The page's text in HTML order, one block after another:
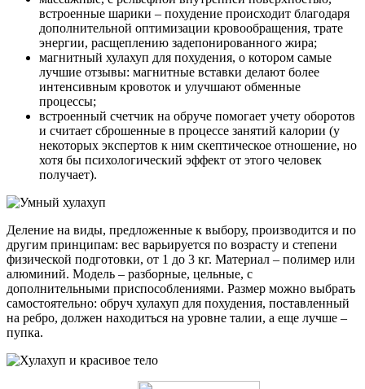
встроенные шарики – похудение происходит благодаря
дополнительной оптимизации кровообращения, трате
энергии, расщеплению задепонированного жира;
магнитный хулахуп для похудения, о котором самые
лучшие отзывы: магнитные вставки делают более
интенсивным кровоток и улучшают обменные
процессы;
встроенный счетчик на обруче помогает учету оборотов
и считает сброшенные в процессе занятий калории (у
некоторых экспертов к ним скептическое отношение, но
хотя бы психологический эффект от этого человек
получает).
Деление на виды, предложенные к выбору, производится и по
другим принципам: вес варьируется по возрасту и степени
физической подготовки, от 1 до 3 кг. Материал – полимер или
алюминий. Модель – разборные, цельные, с
дополнительными приспособлениями. Размер можно выбрать
самостоятельно: обруч хулахуп для похудения, поставленный
на ребро, должен находиться на уровне талии, а еще лучше –
пупка.